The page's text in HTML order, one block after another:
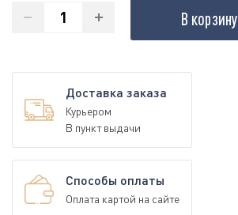
В корзину
Доставка заказа
Курьером
В пункт выдачи
Способы оплаты
Оплата картой на сайте